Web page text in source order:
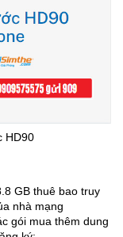
HD90
GB thuê bao truy
nhà mạng
gói mua thêm dung